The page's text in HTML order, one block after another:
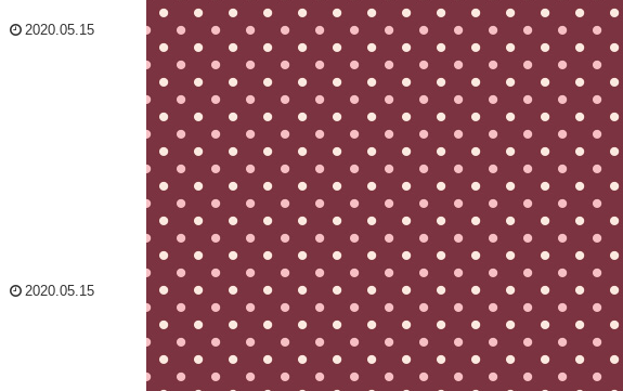
2020.05.15
2020.05.15